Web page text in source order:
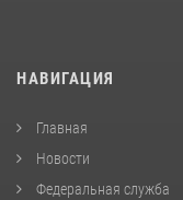
НАВИГАЦИЯ
Главная
Новости
Федеральная служба